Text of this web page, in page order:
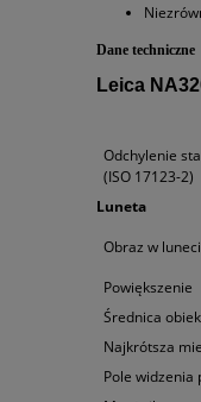
Dane techniczne
Leica
Odchylenie
(ISO 17123-2)
Luneta
Obraz w
Powiększenie
Średnica
Najkrótsza
Pole widzenia